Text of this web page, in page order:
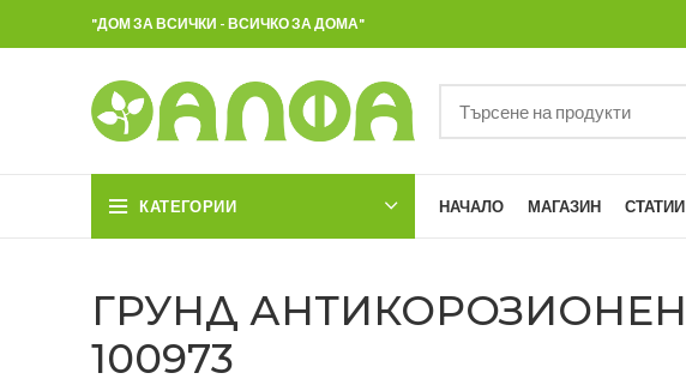
"ДОМ ЗА ВСИЧКИ - ВСИЧКО ЗА ДОМА"
КАТЕГОРИИ НАЧАЛО МАГАЗИН СТАТИИ
ГРУНД АНТИКОРОЗИОНЕН
100973